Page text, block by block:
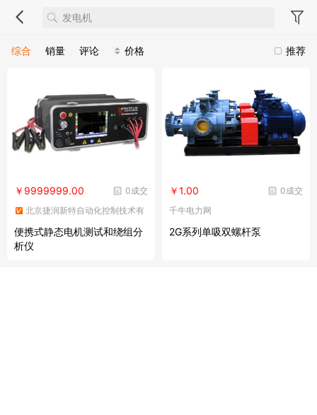
推荐
综合 销量 评论 价格
0成交
￥9999999.00
北京捷润新特自动化控制技术有
便携式静态电机测试和绕组分
析仪
0成交
￥1.00
千牛电力网
2G系列单吸双螺杆泵